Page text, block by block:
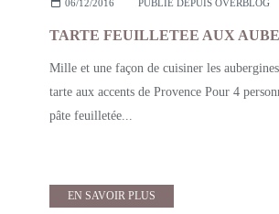
06/12/2016 PUBLIÉ DEPUIS OVERBLOG
Mille et une façon de cuisiner les
tarte aux accents de Provence Pour 4
pâte feuilletée...
EN SAVOIR PLUS